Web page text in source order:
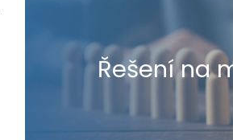
Řešení na